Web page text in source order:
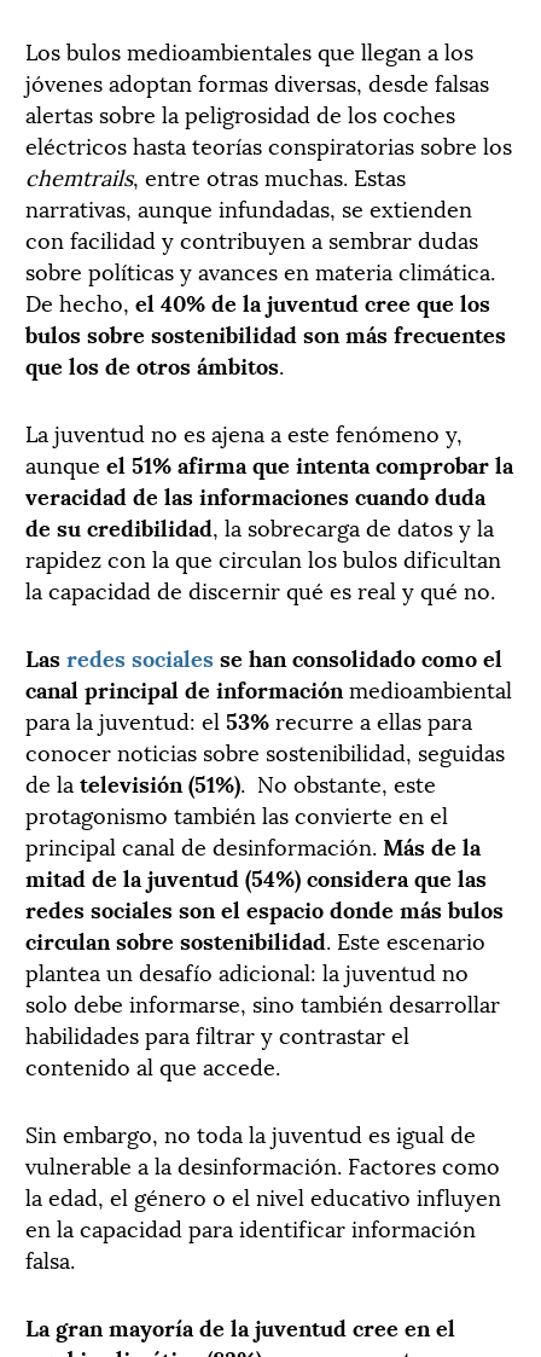
Los bulos medioambientales que llegan a los
jóvenes adoptan formas diversas, desde falsas
alertas sobre la peligrosidad de los coches
eléctricos hasta teorías conspiratorias sobre los
chemtrails, entre otras muchas. Estas
narrativas, aunque infundadas, se extienden
con facilidad y contribuyen a sembrar dudas
sobre políticas y avances en materia climática.
De hecho, el 40% de la juventud cree que los
bulos sobre sostenibilidad son más frecuentes
que los de otros ámbitos.
La juventud no es ajena a este fenómeno y,
aunque el 51% afirma que intenta comprobar la
veracidad de las informaciones cuando duda
de su credibilidad, la sobrecarga de datos y la
rapidez con la que circulan los bulos dificultan
la capacidad de discernir qué es real y qué no.
Lasredes socialesse han consolidado como el
canal principal de información medioambiental
para la juventud: el 53%recurre a ellas para
conocer noticias sobre sostenibilidad, seguidas
de la televisión (51%). No obstante, este
protagonismo también las convierte en el
principal canal de desinformación. Más de la
mitad de la juventud (54%) considera que las
redes sociales son el espacio donde más bulos
circulan sobre sostenibilidad. Este escenario
plantea un desafío adicional: la juventud no
solo debe informarse, sino también desarrollar
habilidades para filtrar y contrastar el
contenido al que accede.
Sin embargo, no toda la juventud es igual de
vulnerable a la desinformación. Factores como
la edad, el género o el nivel educativo influyen
en la capacidad para identificar información
falsa.
La gran mayoría de la juventud cree en el